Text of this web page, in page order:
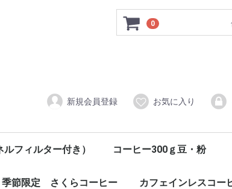
0
新規会員登録 お気に入り
フィルター付き） コーヒー300ｇ豆・粉
季節限定 さくらコーヒー カフェインレスコー